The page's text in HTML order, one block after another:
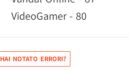
VideoGamer - 80
HAI NOTATO ERRORI?